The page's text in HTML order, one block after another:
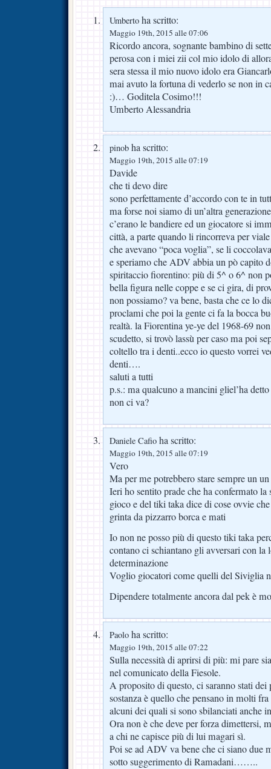
Umberto ha scritto:
Maggio 19th, 2015 alle 07:06
Ricordo ancora, sognante bambino di
perosa con i miei zii col mio idolo di
sera stessa il mio nuovo idolo era
mai avuto la fortuna di vederlo se non
:)… Goditela Cosimo!!!
Umberto Alessandria
pinob ha scritto:
Maggio 19th, 2015 alle 07:19
Davide
che ti devo dire
sono perfettamente d’accordo con te in
ma forse noi siamo di un’altra
c’erano le bandiere ed un giocatore si
città, a parte quando li rincorreva per
che avevano “poca voglia”, se li
e speriamo che ADV abbia un pò capito
spiritaccio fiorentino: più di 5^ o 6^ non
bella figura nelle coppe e se ci gira, di
non possiamo? va bene, basta che ce lo
proclami che poi la gente ci fa la bocca
realtà. la Fiorentina ye-ye del 1968-69
scudetto, si trovò lassù per caso ma poi
coltello tra i denti..ecco io questo vorrei
denti….
saluti a tutti
p.s.: ma qualcuno a mancini gliel’ha
non ci va?
Daniele Cafio ha scritto:
Maggio 19th, 2015 alle 07:19
Vero
Ma per me potrebbero stare sempre un
Ieri ho sentito prade che ha confermato la
gioco e del tiki taka dice di cose ovvie
grinta da pizzarro borca e mati
Io non ne posso più di questo tiki taka
contano ci schiantano gli avversari con la
determinazione
Voglio giocatori come quelli del Siviglia
Dipendere totalmente ancora dal pek è
Paolo ha scritto:
Maggio 19th, 2015 alle 07:22
Sulla necessità di aprirsi di più: mi pare
nel comunicato della Fiesole.
A proposito di questo, ci saranno stati
sostanza è quello che pensano in molti
alcuni dei quali si sono sbilanciati anche
Ora non è che deve per forza dimettersi,
a chi ne capisce più di lui magari sì.
Poi se ad ADV va bene che ci siano due
sotto suggerimento di Ramadani……..